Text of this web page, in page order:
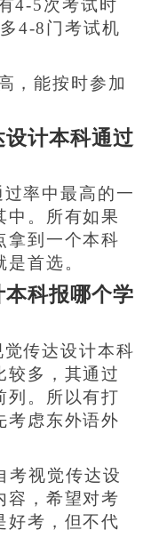
4-5次考试时
4-8门考试机
，能按时参加
设计本科通过
率中最高的一
中。所有如果
拿到一个本科
首选。
科报哪个学
传达设计本科
较多，其通过
列。所以有打
考虑东外语外
考视觉传达设
容，希望对考
好考，但不代